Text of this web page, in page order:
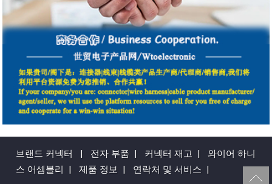
브랜드 커넥터 | 전자 부품 | 커넥터 재고 |
와이어 하니
스 어셈블리 | 제품 정보 | 연락처 및 서비스 |